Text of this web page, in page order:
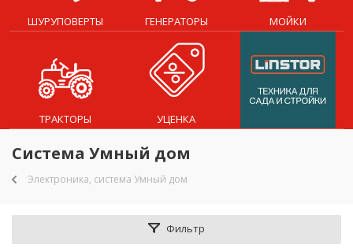
ШУРУПОВЕРТЫ ГЕНЕРАТОРЫ МОЙКИ
ТРАКТОРЫ УЦЕНКА
Система Умный дом
Электроника, система Умный дом
Фильтр